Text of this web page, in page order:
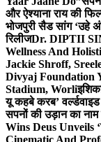
और ऐश्याना राय की
भोजपुरी सैड सांग ‘उहे
रिलीजDr. DIPTII
Wellness And
Jackie Shroff,
Divyaj Foundation
Stadium, Worli
यू कहबे करब’
सपनों की उड़ान का नाम
Wins Deus Unveils
Cinematic And